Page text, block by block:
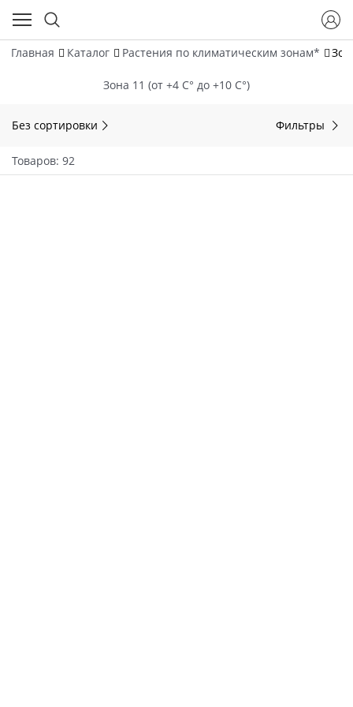
Главная Каталог Растения по климатическим зонам*
Зона 11 (от +4 С° до +10 С°)
Без сортировки Фильтры
Товаров: 92